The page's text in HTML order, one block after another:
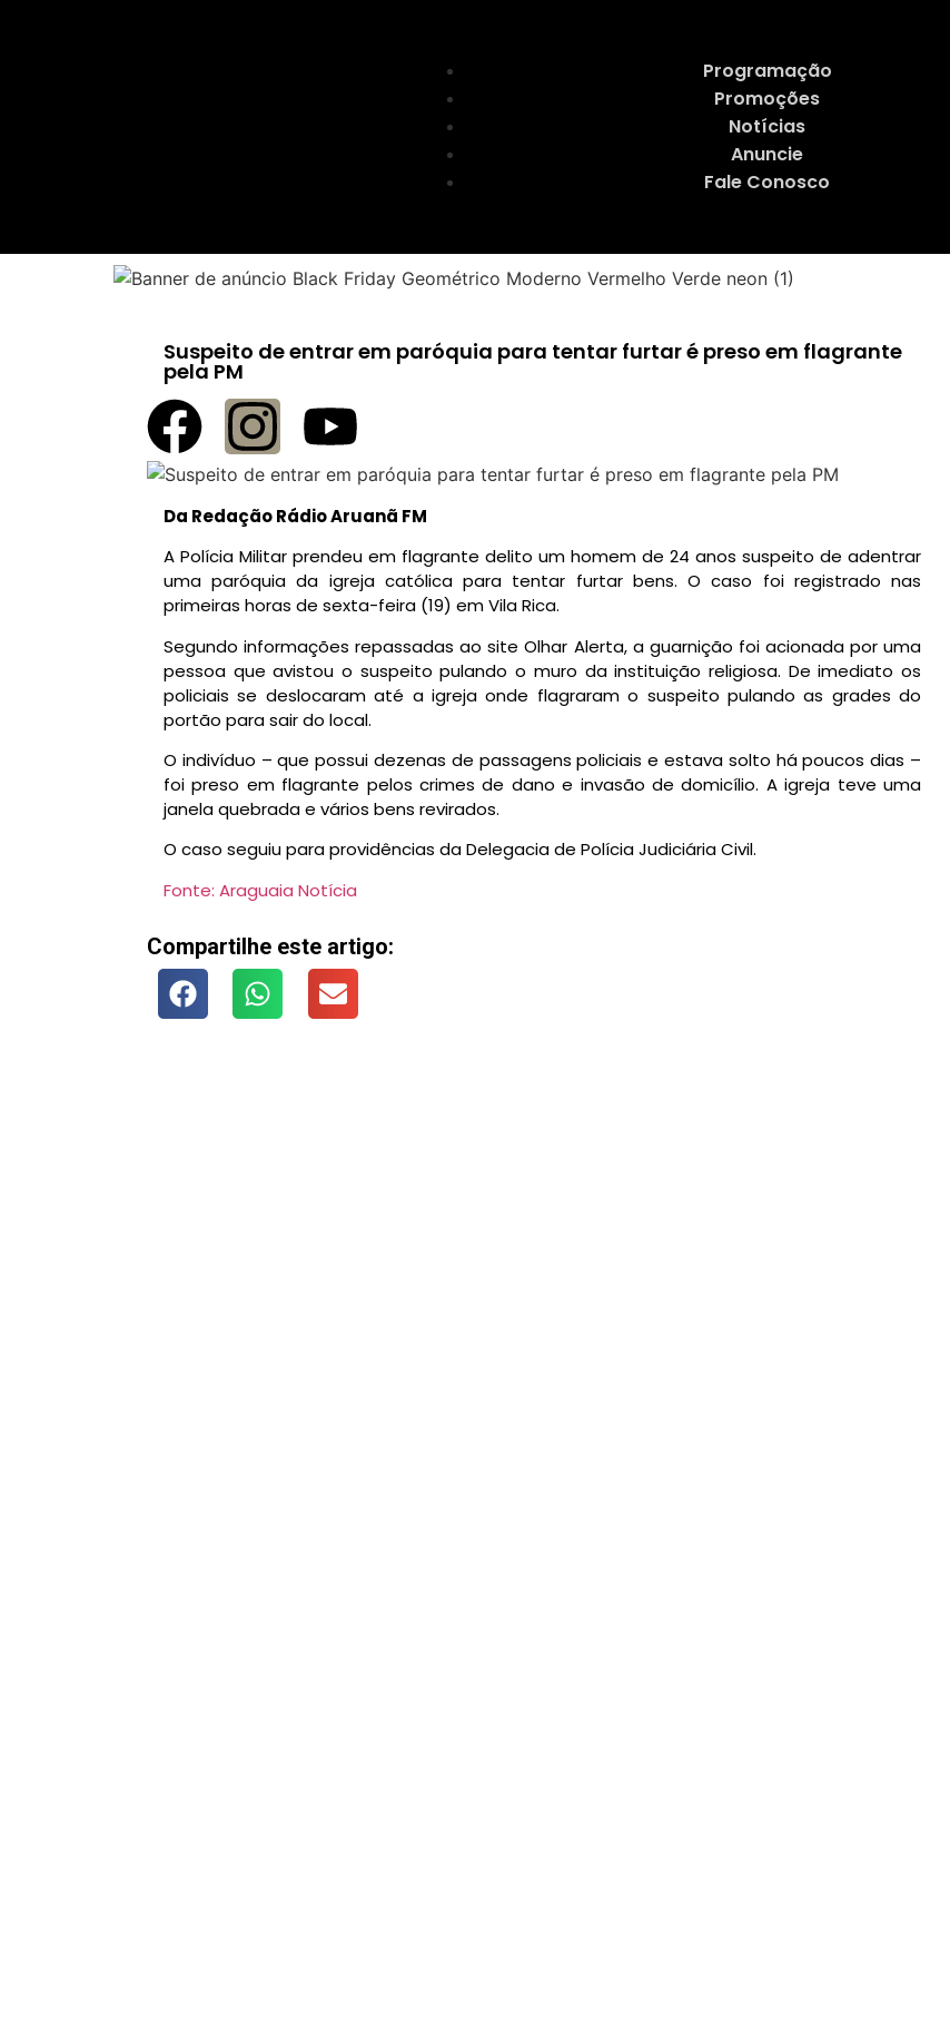
Programação
Promoções
Notícias
Anuncie
Fale Conosco
Suspeito de entrar em paróquia para tentar furtar é preso em flagrante
pela PM
Da Redação Rádio Aruanã FM
A Polícia Militar prendeu em flagrante delito um homem de 24 anos suspeito de adentrar
uma paróquia da igreja católica para tentar furtar bens. O caso foi registrado nas
primeiras horas de sexta-feira (19) em Vila Rica.
Segundo informações repassadas ao site Olhar Alerta, a guarnição foi acionada por uma
pessoa que avistou o suspeito pulando o muro da instituição religiosa. De imediato os
policiais se deslocaram até a igreja onde flagraram o suspeito pulando as grades do
portão para sair do local.
O indivíduo – que possui dezenas de passagens policiais e estava solto há poucos dias –
foi preso em flagrante pelos crimes de dano e invasão de domicílio. A igreja teve uma
janela quebrada e vários bens revirados.
O caso seguiu para providências da Delegacia de Polícia Judiciária Civil.
Fonte: Araguaia Notícia
Compartilhe este artigo: